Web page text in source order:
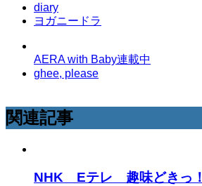
diary
ヨガニードラ
AERA with Baby連載中
ghee, please
関連記事
NHK Eテレ 趣味どきっ！